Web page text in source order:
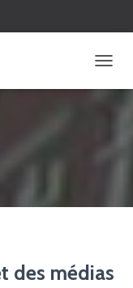
LA
des médias